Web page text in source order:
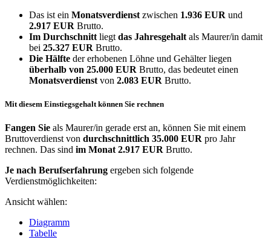
Das ist ein Monatsverdienst zwischen 1.936 EUR und
2.917 EUR Brutto.
Im Durchschnitt liegt das Jahresgehalt als Maurer/in damit
bei 25.327 EUR Brutto.
Die Hälfte der erhobenen Löhne und Gehälter liegen
überhalb von 25.000 EUR Brutto, das bedeutet einen
Monatsverdienst von 2.083 EUR Brutto.
Mit diesem Einstiegsgehalt können Sie rechnen
Fangen Sie als Maurer/in gerade erst an, können Sie mit einem
Bruttoverdienst von durchschnittlich 35.000 EUR pro Jahr
rechnen. Das sind im Monat 2.917 EUR Brutto.
Je nach Berufserfahrung ergeben sich folgende
Verdienstmöglichkeiten:
Ansicht wählen:
Diagramm
Tabelle